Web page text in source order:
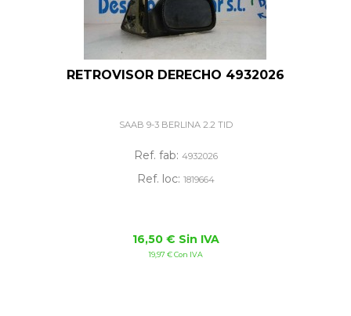
RETROVISOR DERECHO 4932026
SAAB 9-3 BERLINA 2.2 TID
Ref. fab: 4932026
Ref. loc: 1819664
16,50 € Sin IVA
19,97 € Con IVA